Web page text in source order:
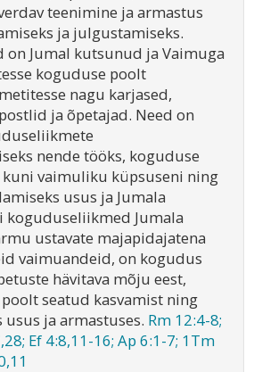
teenimine ja armastus
ja julgustamiseks.
on Jumal kutsunud ja Vaimuga
koguduse poolt
nagu karjased,
ja õpetajad. Need on
nende tööks, koguduse
kuni vaimuliku küpsuseni ning
usus ja Jumala
koguduseliikmed Jumala
ustavate majapidajatena
vaimuandeid, on kogudus
hävitava mõju eest,
poolt seatud kasvamist ning
usus ja armastuses. Rm 12:4-8;
Ef 4:8,11-16; Ap 6:1-7; 1Tm